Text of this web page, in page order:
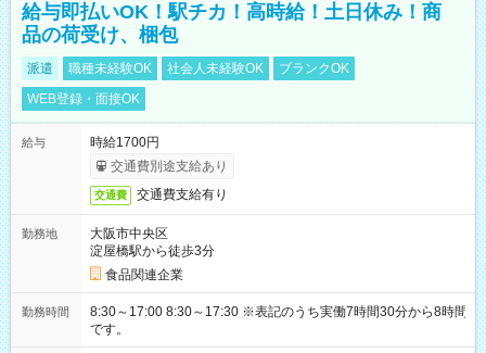
給与即払いOK！駅チカ！高時給！土日休み！商
品の荷受け、梱包
派遣 職種未経験OK 社会人未経験OK
ブランクOK
WEB登録・面接OK
給与
時給1700円
交通費別途支給あり
交通費 交通費支給有り
勤務地
大阪市中央区
淀屋橋駅から徒歩3分
食品関連企業
勤務時間
8:30～17:00 8:30～17:30 ※表記のうち実働7時間30分から8時間
です。